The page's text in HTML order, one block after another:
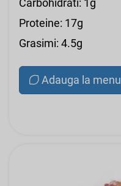
Carbohidrati: 1g
Proteine: 17g
Grasimi: 4.5g
Adauga la menu